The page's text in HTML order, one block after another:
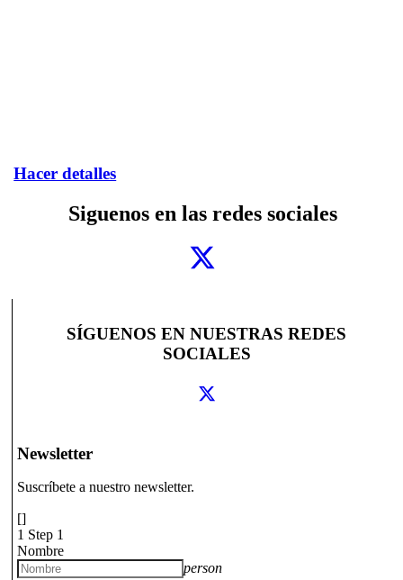
Hacer detalles
Siguenos en las redes sociales
SÍGUENOS EN NUESTRAS REDES
SOCIALES
Newsletter
Suscríbete a nuestro newsletter.
[]
1 Step 1
Nombre
person